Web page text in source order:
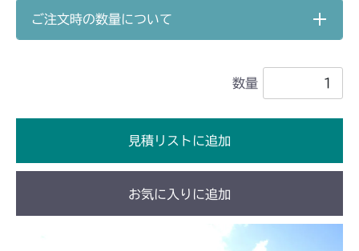
本体 FIG25 刈刃リンク
本体 FIG25 シート
CMX1804
本体 FIG32 シート
本体 FIG33 シート(High CE USA)
CMX2202RC
ご注文時の数量について
数量
見積リストに追加
お気に入りに追加